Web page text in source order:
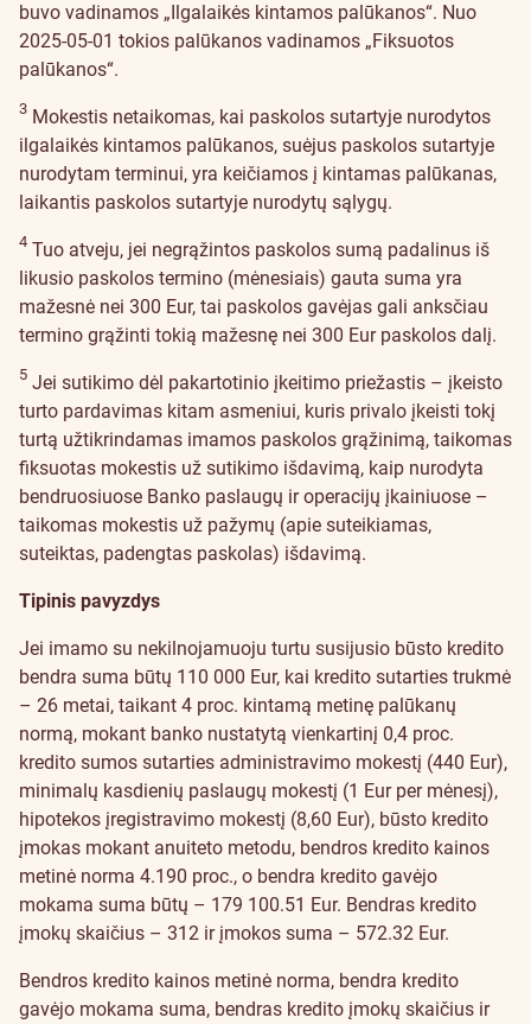
buvo vadinamos „Ilgalaikės kintamos palūkanos“. Nuo
2025-05-01 tokios palūkanos vadinamos „Fiksuotos
palūkanos“.
3 Mokestis netaikomas, kai paskolos sutartyje nurodytos
ilgalaikės kintamos palūkanos, suėjus paskolos sutartyje
nurodytam terminui, yra keičiamos į kintamas palūkanas,
laikantis paskolos sutartyje nurodytų sąlygų.
4 Tuo atveju, jei negrąžintos paskolos sumą padalinus iš
likusio paskolos termino (mėnesiais) gauta suma yra
mažesnė nei 300 Eur, tai paskolos gavėjas gali anksčiau
termino grąžinti tokią mažesnę nei 300 Eur paskolos dalį.
5 Jei sutikimo dėl pakartotinio įkeitimo priežastis – įkeisto
turto pardavimas kitam asmeniui, kuris privalo įkeisti tokį
turtą užtikrindamas imamos paskolos grąžinimą, taikomas
fiksuotas mokestis už sutikimo išdavimą, kaip nurodyta
bendruosiuose Banko paslaugų ir operacijų įkainiuose –
taikomas mokestis už pažymų (apie suteikiamas,
suteiktas, padengtas paskolas) išdavimą.
Tipinis pavyzdys
Jei imamo su nekilnojamuoju turtu susijusio būsto kredito
bendra suma būtų 110 000 Eur, kai kredito sutarties trukmė
– 26 metai, taikant 4 proc. kintamą metinę palūkanų
normą, mokant banko nustatytą vienkartinį 0,4 proc.
kredito sumos sutarties administravimo mokestį (440 Eur),
minimalų kasdienių paslaugų mokestį (1 Eur per mėnesį),
hipotekos įregistravimo mokestį (8,60 Eur), būsto kredito
įmokas mokant anuiteto metodu, bendros kredito kainos
metinė norma 4.190 proc., o bendra kredito gavėjo
mokama suma būtų – 179 100.51 Eur. Bendras kredito
įmokų skaičius – 312 ir įmokos suma – 572.32 Eur.
Bendros kredito kainos metinė norma, bendra kredito
gavėjo mokama suma, bendras kredito įmokų skaičius ir